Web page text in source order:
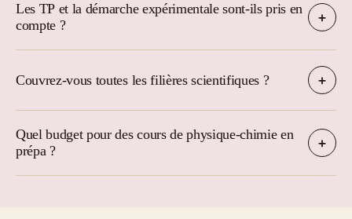
Les TP et la démarche expérimentale sont-ils pris en
compte ?
Couvrez-vous toutes les filières scientifiques ?
Quel budget pour des cours de physique-chimie en
prépa ?